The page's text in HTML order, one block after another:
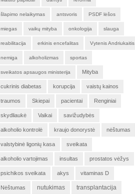
šlapimo nelaikymas antsvoris PSDF lėšos
miegas vaikų mityba onkologija slauga
reabilitacija erkinis encefalitas Vytenis Andriukaitis
nemiga alkoholizmas sportas
sveikatos apsaugos ministerija Mityba
cukrinis diabetas korupcija vaistų kainos
traumos Skiepai pacientai Renginiai
skydliaukė Vaikai savižudybės
alkoholio kontrolė kraujo donorystė nėštumas
valstybinė ligonių kasa sveikata
alkoholio vartojimas insultas prostatos vėžys
psichikos sveikata akys vitaminas D
Nėštumas nutukimas transplantacija